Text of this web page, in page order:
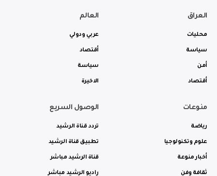
العراق
محليات
سياسة
أمن
أقتصاد
العالم
عربي ودولي
أقتصاد
سياسة
الاخيرة
منوعات
رياضة
علوم وتكنولوجيا
أخبار منوعة
ثقافة وفن
الوصول السريع
تردد قناة الرشيد
تطبيق قناة الرشيد
قناة الرشيد مباشر
راديو الرشيد مباشر